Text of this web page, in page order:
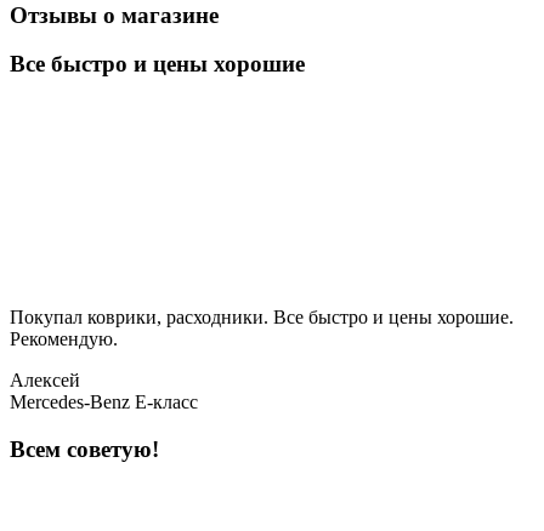
Отзывы о магазине
Все быстро и цены хорошие
Покупал коврики, расходники. Все быстро и цены хорошие.
Рекомендую.
Алексей
Mercedes-Benz E-класс
Всем советую!